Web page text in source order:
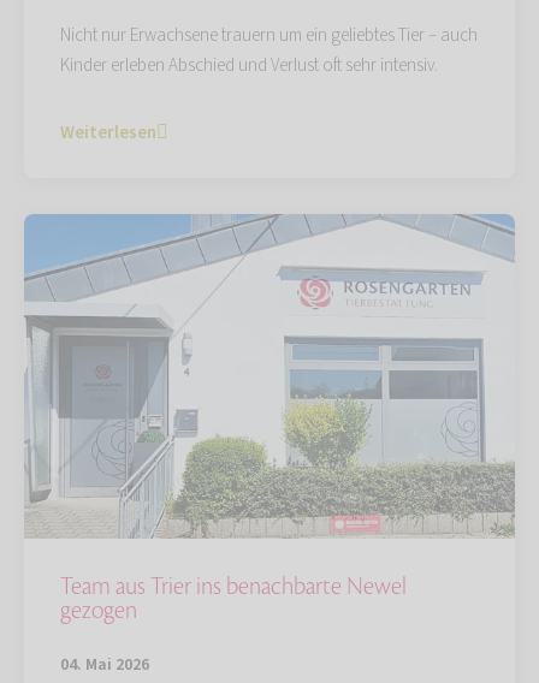
Nicht nur Erwachsene trauern um ein geliebtes Tier – auch
Kinder erleben Abschied und Verlust oft sehr intensiv.
Weiterlesen
Team aus Trier ins benachbarte Newel
gezogen
04. Mai 2026